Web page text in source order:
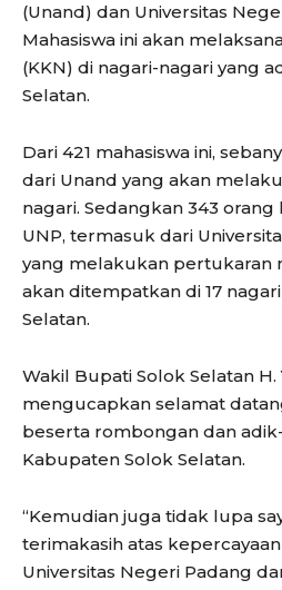
(Unand) dan Universitas
Mahasiswa ini akan
(KKN) di nagari-nagari yang
Selatan.
Dari 421 mahasiswa ini,
dari Unand yang akan
nagari. Sedangkan 343 orang
UNP, termasuk dari
yang melakukan pertukaran
akan ditempatkan di 17
Selatan.
Wakil Bupati Solok Selatan H.
mengucapkan selamat
beserta rombongan dan
Kabupaten Solok Selatan.
“Kemudian juga tidak lupa
terimakasih atas
Universitas Negeri Padang